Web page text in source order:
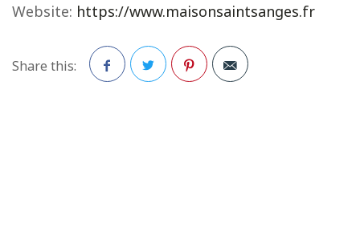
Website: https://www.maisonsaintsanges.fr
Share this: